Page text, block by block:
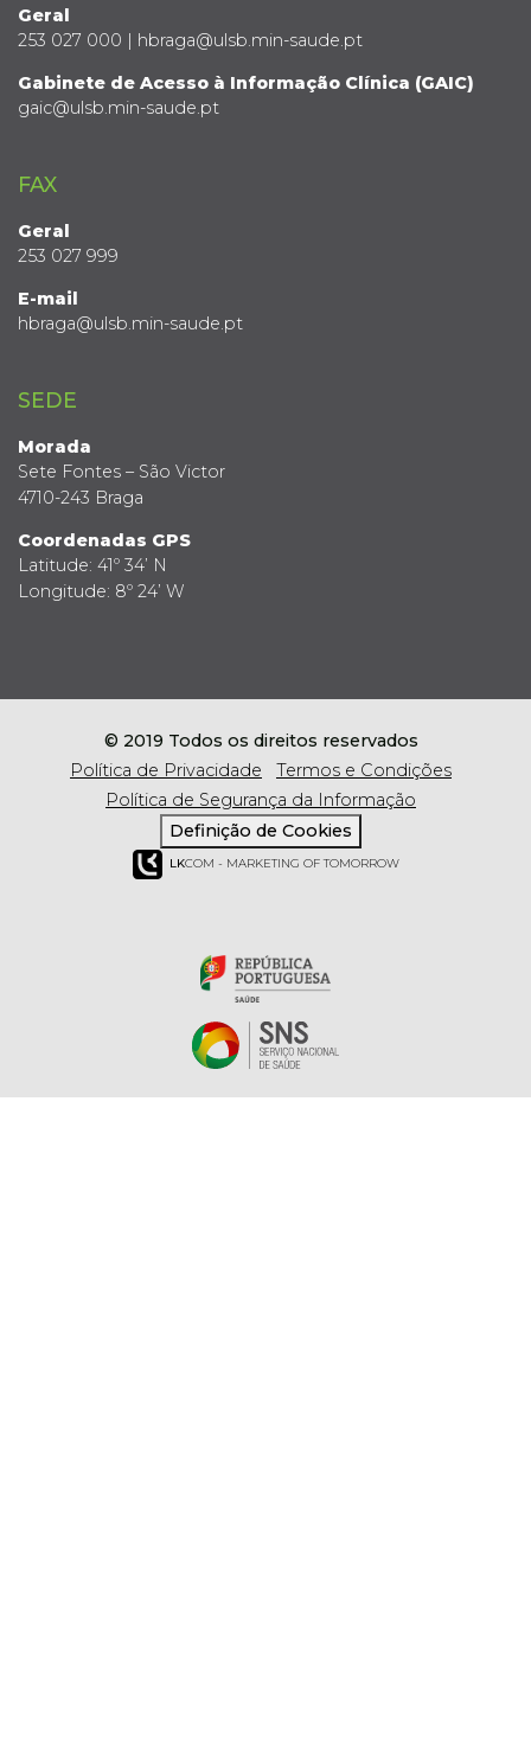
Geral
253 027 000 | hbraga@ulsb.min-saude.pt
Gabinete de Acesso à Informação Clínica (GAIC)
gaic@ulsb.min-saude.pt
FAX
Geral
253 027 999
E-mail
hbraga@ulsb.min-saude.pt
SEDE
Morada
Sete Fontes – São Victor
4710-243 Braga
Coordenadas GPS
Latitude: 41º 34’ N
Longitude: 8º 24’ W
© 2019 Todos os direitos reservados
Política de Privacidade
Termos e Condições
Política de Segurança da Informação
Definição de Cookies
LKCOM - MARKETING OF TOMORROW